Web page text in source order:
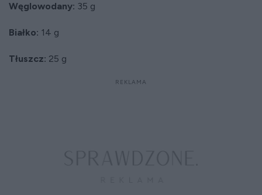
Węglowodany: 35 g
Białko: 14 g
Tłuszcz: 25 g